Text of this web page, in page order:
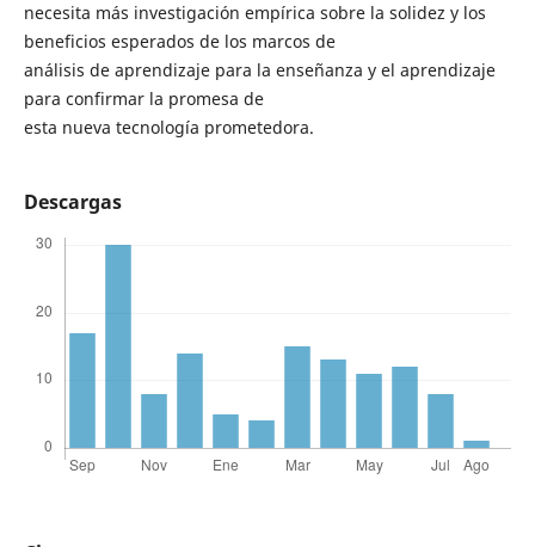
necesita más investigación empírica sobre la solidez y los
beneficios esperados de los marcos de
análisis de aprendizaje para la enseñanza y el aprendizaje
para confirmar la promesa de
esta nueva tecnología prometedora.
Descargas